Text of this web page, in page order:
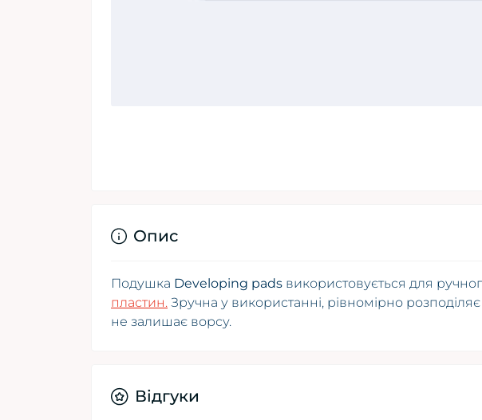
Опис
Подушка Developing pads використовується для
пластин. Зручна у використанні, рівномірно
не залишає ворсу.
Відгуки